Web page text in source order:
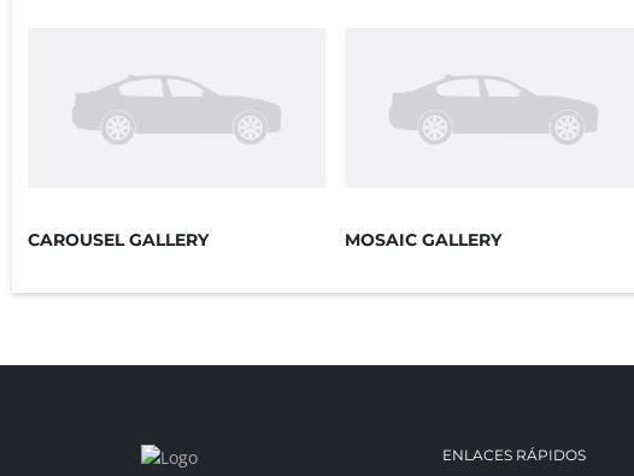
CAROUSEL GALLERY MOSAIC GALLERY
ENLACES RÁPIDOS